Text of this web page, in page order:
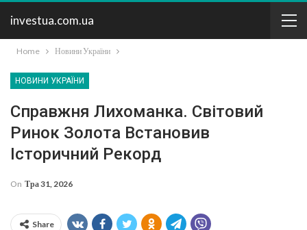
investua.com.ua
Home Новини України
НОВИНИ УКРАЇНИ
Справжня Лихоманка. Світовий
Ринок Золота Встановив
Історичний Рекорд
On Тра 31, 2026
Share